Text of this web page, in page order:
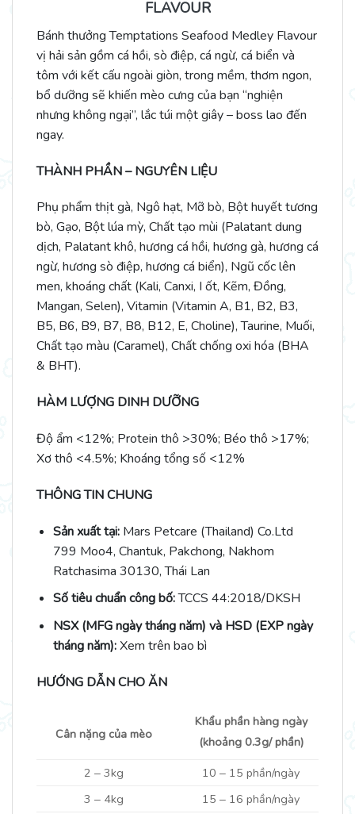
FLAVOUR
Bánh thưởng Temptations Seafood Medley Flavour
vị hải sản gồm cá hồi, sò điệp, cá ngừ, cá biển và
tôm với kết cấu ngoài giòn, trong mềm, thơm ngon,
bổ dưỡng sẽ khiến mèo cưng của bạn “nghiện
nhưng không ngại”, lắc túi một giây – boss lao đến
ngay.
THÀNH PHẦN – NGUYÊN LIỆU
Phụ phẩm thịt gà, Ngô hạt, Mỡ bò, Bột huyết tương
bò, Gạo, Bột lúa mỳ, Chất tạo mùi (Palatant dung
dịch, Palatant khô, hương cá hồi, hương gà, hương cá
ngừ, hương sò điệp, hương cá biển), Ngũ cốc lên
men, khoáng chất (Kali, Canxi, I ốt, Kẽm, Đồng,
Mangan, Selen), Vitamin (Vitamin A, B1, B2, B3,
B5, B6, B9, B7, B8, B12, E, Choline), Taurine, Muối,
Chất tạo màu (Caramel), Chất chống oxi hóa (BHA
& BHT).
HÀM LƯỢNG DINH DƯỠNG
Độ ẩm <12%; Protein thô >30%; Béo thô >17%;
Xơ thô <4.5%; Khoáng tổng số <12%
THÔNG TIN CHUNG
Sản xuất tại:Mars Petcare (Thailand) Co.Ltd
799 Moo4, Chantuk, Pakchong, Nakhom
Ratchasima 30130, Thái Lan
Số tiêu chuẩn công bố:TCCS 44:2018/DKSH
NSX (MFG ngày tháng năm) và HSD (EXP ngày
tháng năm):Xem trên bao bì
HƯỚNG DẪN CHO ĂN
Cân nặng của mèo
Khẩu phần hàng ngày
(khoảng 0.3g/ phần)
2 ‒ 3kg
10 ‒ 15 phần/ngày
3 ‒ 4kg
15 ‒ 16 phần/ngày